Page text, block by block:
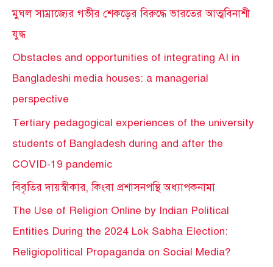
মুঘল সাম্রাজ্যের গভীর শেকড়ের বিরুদ্ধে ভারতের আত্মবিনাশী
যুদ্ধ
Obstacles and opportunities of integrating AI in
Bangladeshi media houses: a managerial
perspective
Tertiary pedagogical experiences of the university
students of Bangladesh during and after the
COVID-19 pandemic
বিবৃতির দায়স্বীকার, কিংবা প্রশাসনপন্থি অধ্যাপকনামা
The Use of Religion Online by Indian Political
Entities During the 2024 Lok Sabha Election:
Religiopolitical Propaganda on Social Media?